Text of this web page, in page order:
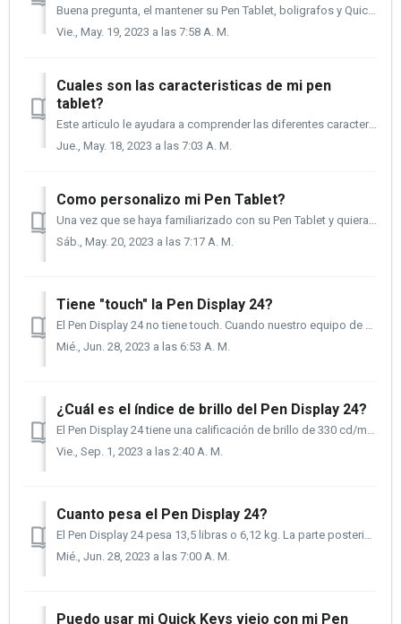
Buena pregunta, el mantener su Pen Tablet, boligrafos y Quick Keys en buen estado es esencial para que funcionen perfectamente y por una gran cantidad de ti...
Vie., May. 19, 2023 a las 7:58 A. M.
Cuales son las caracteristicas de mi pen
tablet?
Este articulo le ayudara a comprender las diferentes caracteristicas de su Pen Tablet y ayudarle a entender la terminologia para cuando este listo para pers...
Jue., May. 18, 2023 a las 7:03 A. M.
Como personalizo mi Pen Tablet?
Una vez que se haya familiarizado con su Pen Tablet y quiera explorar sus opciones para personalizarla para mejorar su flujo de trabajo, las siguientes inst...
Sáb., May. 20, 2023 a las 7:17 A. M.
Tiene "touch" la Pen Display 24?
El Pen Display 24 no tiene touch. Cuando nuestro equipo de productos entrevistaba a artistas y diseñadores, preguntándoles sobre sus cinco "me gusta&qu...
Mié., Jun. 28, 2023 a las 6:53 A. M.
¿Cuál es el índice de brillo del Pen Display 24?
El Pen Display 24 tiene una calificación de brillo de 330 cd/m2. Tal vez te estés preguntando, ¿es esto importante? Y la respuesta corta es sí, es muy i...
Vie., Sep. 1, 2023 a las 2:40 A. M.
Cuanto pesa el Pen Display 24?
El Pen Display 24 pesa 13,5 libras o 6,12 kg. La parte posterior está perforada para aceptar un montaje VESA de 100 x 100 y no necesita una placa ...
Mié., Jun. 28, 2023 a las 7:00 A. M.
Puedo usar mi Quick Keys viejo con mi Pen